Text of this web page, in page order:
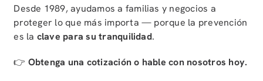
Desde 1989, ayudamos a familias y negocios a
proteger lo que más importa — porque la prevención
es la clave para su tranquilidad.
👉 Obtenga una cotización o hable con nosotros hoy.